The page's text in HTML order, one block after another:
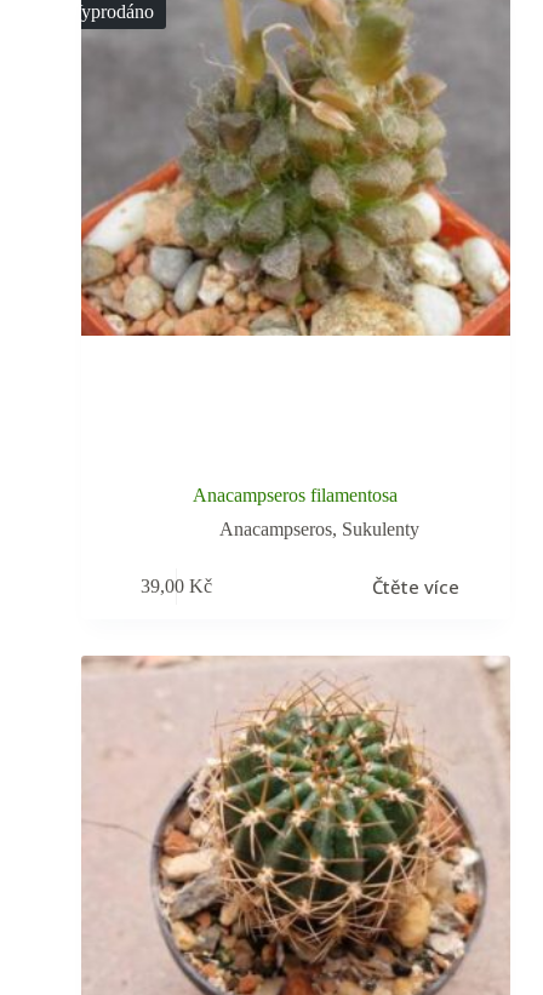
Vyprodáno
Anacampseros filamentosa
Anacampseros, Sukulenty
39,00 Kč Čtěte více